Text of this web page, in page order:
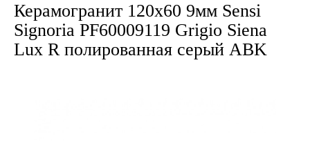
Керамогранит 120x60 9мм Sensi
Signoria PF60009119 Grigio Siena
Lux R полированная серый ABK